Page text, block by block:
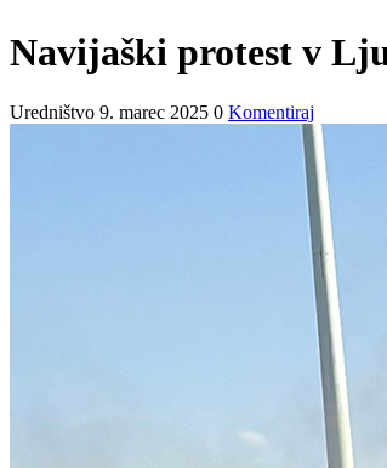
Navijaški protest v
Uredništvo 9. marec 2025 0 Komentiraj